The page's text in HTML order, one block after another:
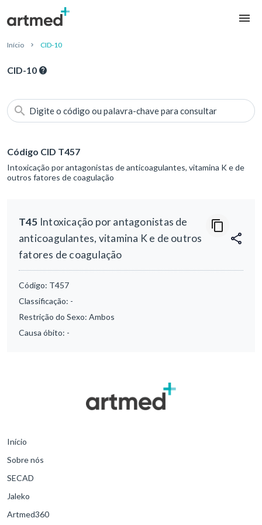
Início CID-10
CID-10
Digite o código ou palavra-chave para consultar
Código CID T457
Intoxicação por antagonistas de anticoagulantes, vitamina K e de
outros fatores de coagulação
T45 Intoxicação por antagonistas de
anticoagulantes, vitamina K e de outros
fatores de coagulação
Código: T457
Classificação: -
Restrição do Sexo: Ambos
Causa óbito: -
Início
Sobre nós
SECAD
Jaleko
Artmed360